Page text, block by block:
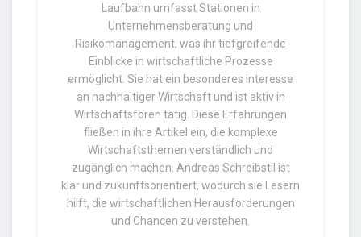
Laufbahn umfasst Stationen in
Unternehmensberatung und
Risikomanagement, was ihr tiefgreifende
Einblicke in wirtschaftliche Prozesse
ermöglicht. Sie hat ein besonderes Interesse
an nachhaltiger Wirtschaft und ist aktiv in
Wirtschaftsforen tätig. Diese Erfahrungen
fließen in ihre Artikel ein, die komplexe
Wirtschaftsthemen verständlich und
zugänglich machen. Andreas Schreibstil ist
klar und zukunftsorientiert, wodurch sie Lesern
hilft, die wirtschaftlichen Herausforderungen
und Chancen zu verstehen.